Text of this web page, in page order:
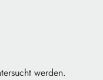
werden.